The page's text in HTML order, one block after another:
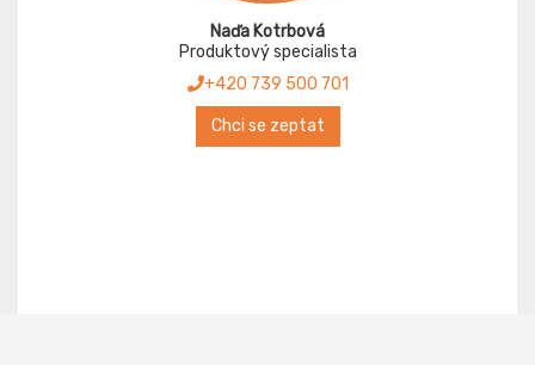
Naďa Kotrbová
Produktový specialista
+420 739 500 701
Chci se zeptat